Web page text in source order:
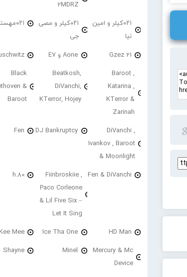
2MDRZ
۰۲۱کیلر و امین
نیا
۰۲۱کیلر و مصی
جی
۰۲۱مهستم
21 Gzez Aone و E7
Baroot ,
Katarina ,
KTerror &
Zarinah
Beatkosh,
DiVanchi,
KTerror, Hojey
Black
&
Baroot
DiVanchi ,
Ivankov , Baroot
& Moonlight
DJ Bankruptcy
Fen
Fen & DiVanchi
Fiinbroskiie ,
Paco Corleone
& Lil Five Six –
Let It Sing
h.80
HD Man
Ice Tha One
Mee
Mercury & Mc
Device
Minel
Shayne